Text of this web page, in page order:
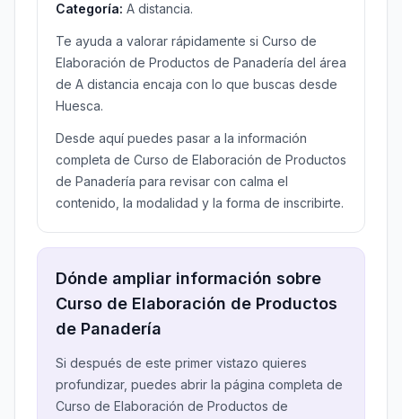
Categoría: A distancia.
Te ayuda a valorar rápidamente si Curso de
Elaboración de Productos de Panadería del área
de A distancia encaja con lo que buscas desde
Huesca.
Desde aquí puedes pasar a la información
completa de Curso de Elaboración de Productos
de Panadería para revisar con calma el
contenido, la modalidad y la forma de inscribirte.
Dónde ampliar información sobre
Curso de Elaboración de Productos
de Panadería
Si después de este primer vistazo quieres
profundizar, puedes abrir la página completa de
Curso de Elaboración de Productos de